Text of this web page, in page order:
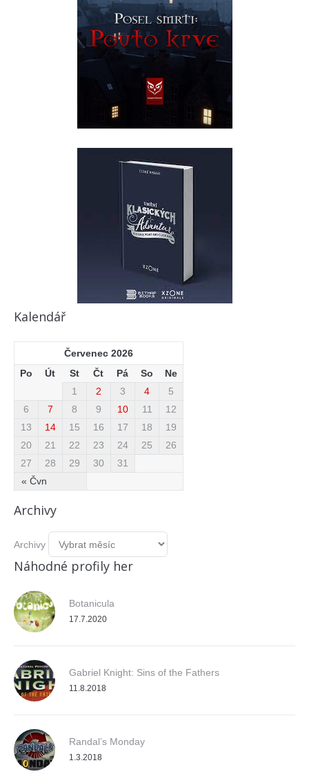
Kalendář
Červenec 2026
Po
Út St Čt Pá So Ne
« Čvn
1 2 3 4
5
6
7 8 9 10 11
12
13
14 15 16 17 18
19
20
21 22 23 24 25
26
27
28 29 30 31
Archivy
Archivy
Náhodné profily her
Botanicula
17.7.2020
Gabriel Knight: Sins of the Fathers
11.8.2018
Randal’s Monday
1.3.2018